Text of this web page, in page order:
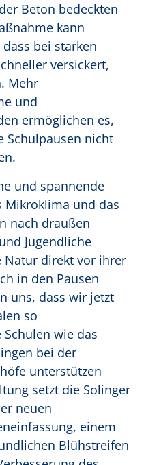
Beton bedeckten
kann
bei starken
versickert,
Mehr
und
ermöglichen es,
Schulpausen nicht
und spannende
Mikroklima und das
nach draußen
Jugendliche
Natur direkt vor ihrer
in den Pausen
uns, dass wir jetzt
so
wie das
bei der
unterstützen
setzt die Solinger
neuen
einem
Blühstreifen